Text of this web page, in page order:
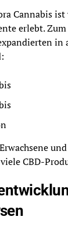
Cannabis
erlebt.
in
CBD-